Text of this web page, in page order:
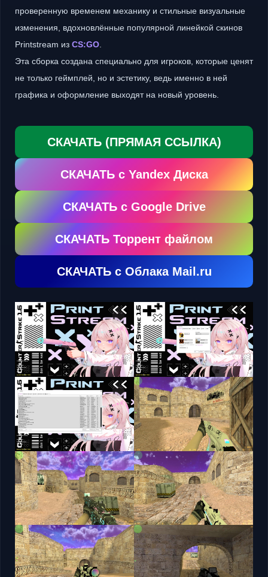
проверенную временем механику и стильные визуальные
изменения, вдохновлённые популярной линейкой скинов
Printstream из CS:GO.
Эта сборка создана специально для игроков, которые ценят
не только геймплей, но и эстетику, ведь именно в ней
графика и оформление выходят на новый уровень.
СКАЧАТЬ (ПРЯМАЯ ССЫЛКА)
СКАЧАТЬ с Yandex Диска
СКАЧАТЬ с Google Drive
СКАЧАТЬ Торрент файлом
СКАЧАТЬ с Облака Mail.ru